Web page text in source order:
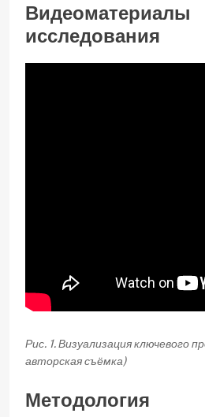
Видеоматериалы
исследования
Рис. 1. Визуализация ключевого
авторская съёмка)
Методология